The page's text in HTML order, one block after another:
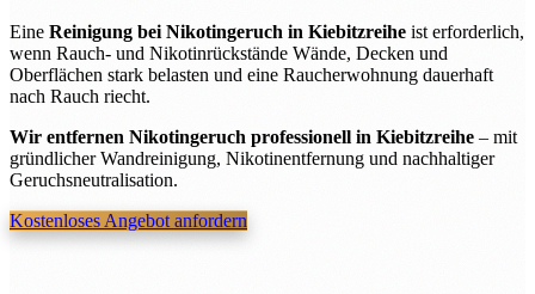
Eine Reinigung bei Nikotingeruch in Kiebitzreihe ist erforderlich,
wenn Rauch- und Nikotinrückstände Wände, Decken und
Oberflächen stark belasten und eine Raucherwohnung dauerhaft
nach Rauch riecht.
Wir entfernen Nikotingeruch professionell in Kiebitzreihe– mit
gründlicher Wandreinigung, Nikotinentfernung und nachhaltiger
Geruchsneutralisation.
Kostenloses Angebot anfordern